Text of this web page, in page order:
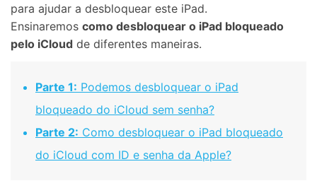
para ajudar a desbloquear este iPad.
Ensinaremos como desbloquear o iPad bloqueado
pelo iCloud de diferentes maneiras.
Parte 1: Podemos desbloquear o iPad
bloqueado do iCloud sem senha?
Parte 2: Como desbloquear o iPad bloqueado
do iCloud com ID e senha da Apple?